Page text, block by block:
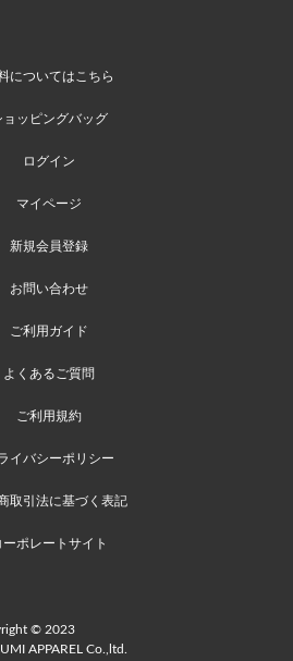
についてはこちら
ョッピングバッグ
ログイン
マイページ
新規会員登録
お問い合わせ
ご利用ガイド
よくあるご質問
ご利用規約
イバシーポリシー
取引法に基づく表記
ーポレートサイト
© 2023
APPAREL Co.,ltd.